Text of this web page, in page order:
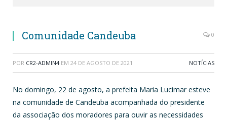
Comunidade Candeuba 0
POR CR2-ADMIN4 EM 24 DE AGOSTO DE 2021 NOTÍCIAS
No domingo, 22 de agosto, a prefeita Maria Lucimar esteve
na comunidade de Candeuba acompanhada do presidente
da associação dos moradores para ouvir as necessidades